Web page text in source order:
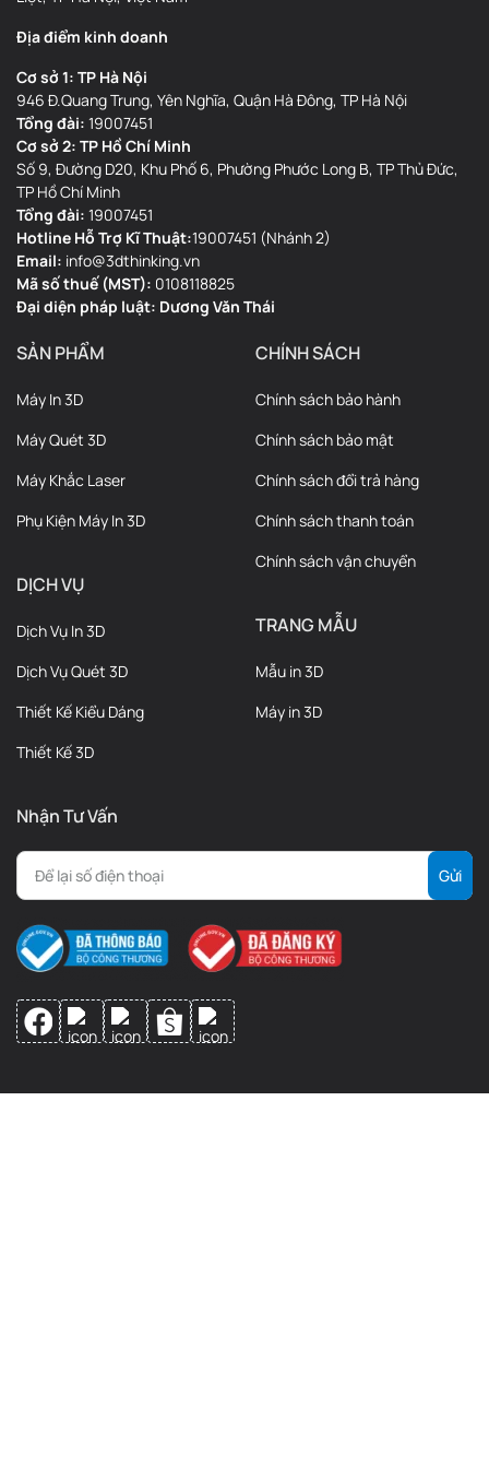
-Hỗ trợ nhận diện nhựa in tự động qua RFID, chuyển đổi nhựa in tự
Thông tin chi tiết:
Để biết thêm chi tiết về bộ KIT này, vui lòng truy cập nền tảng chia
sẻ kiến thức chính thức
Lưu ý khi sử dụng:
Vui lòng cập nhật firmware (Creality OS)
khi nâng cấp. Các lần cập nhật sau có thể sử dụng chức năng
OTA.
Khi sử dụng CFS, kích thước in của K1, K1C và K1 SE thay đổi
295 × 300 mm
Kích thước in giữ nguyên nếu dùng giá đỡ spool nguyên bản.
Chú ý khi nâng cấp in đa màu:
Cổng USB vẫn hoạt động nhưng sẽ bị chiếm dụng trong quá
Ống PTFE phải được đưa vào máy theo phương thẳng đứng,
điều này khiến nắp trên không thể đóng hoàn toàn.
cố cấp liệu.
Tham khào các dòng máy in 3d
tại đây!
Theo dõi chúng tôi!
Địa điểm kinh doanh
Cơ sở 1: TP Hà Nội
946 Đ.Quang Trung, Yên Nghĩa, Quận Hà Đông, TP Hà Nội
Tổng đài: 19007451
Cơ sở 2: TP Hồ Chí Minh
Số 9, Đường D20, Khu Phố 6, Phường Phước Long B, TP Thủ Đức,
TP Hồ Chí Minh
Tổng đài: 19007451
Hotline Hỗ Trợ Kĩ Thuật:19007451 (Nhánh 2)
Email: info@3dthinking.vn
Mã số thuế (MST): 0108118825
Đại diện pháp luật: Dương Văn Thái
SẢN PHẨM
Máy In 3D
Máy Quét 3D
Máy Khắc Laser
Phụ Kiện Máy In 3D
DỊCH VỤ
Dịch Vụ In 3D
Dịch Vụ Quét 3D
Thiết Kế Kiểu Dáng
Thiết Kế 3D
CHÍNH SÁCH
Chính sách bảo hành
Chính sách bảo mật
Chính sách đổi trả hàng
Chính sách thanh toán
Chính sách vận chuyển
TRANG MẪU
Mẫu in 3D
Máy in 3D
Nhận Tư Vấn